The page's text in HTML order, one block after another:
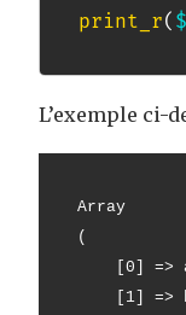
print_r(
L’exemple ci-
Array
(
[0] =>
[1] =>